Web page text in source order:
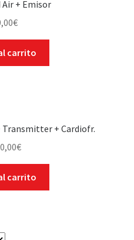
Air + Emisor
€
carrito
Transmitter + Cardiofr.
€
carrito